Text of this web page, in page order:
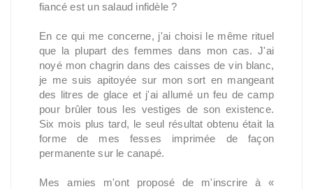
fiancé est un salaud infidèle ?
En ce qui me concerne, j'ai choisi le même rituel
que la plupart des femmes dans mon cas. J'ai
noyé mon chagrin dans des caisses de vin blanc,
je me suis apitoyée sur mon sort en mangeant
des litres de glace et j'ai allumé un feu de camp
pour brûler tous les vestiges de son existence.
Six mois plus tard, le seul résultat obtenu était la
forme de mes fesses imprimée de façon
permanente sur le canapé.
Mes amies m'ont proposé de m'inscrire à «